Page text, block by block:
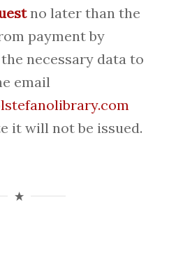
no later than the
payment by
necessary data to
email
it will not be issued.